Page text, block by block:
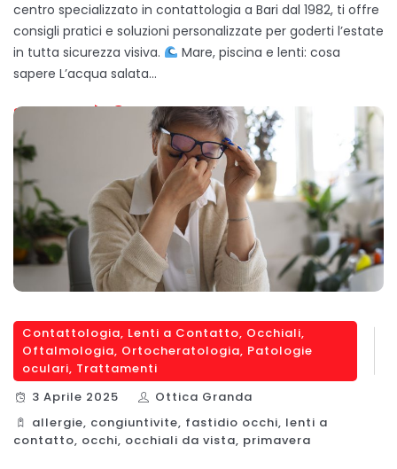
centro specializzato in contattologia a Bari dal 1982, ti offre
consigli pratici e soluzioni personalizzate per goderti l’estate
in tutta sicurezza visiva.
Mare, piscina e lenti: cosa
sapere L’acqua salata…
SCOPRI DI PIÙ
Contattologia, Lenti a Contatto, Occhiali,
Oftalmologia, Ortocheratologia, Patologie
oculari, Trattamenti
3 Aprile 2025
Ottica Granda
allergie, congiuntivite, fastidio occhi, lenti a
contatto, occhi, occhiali da vista, primavera